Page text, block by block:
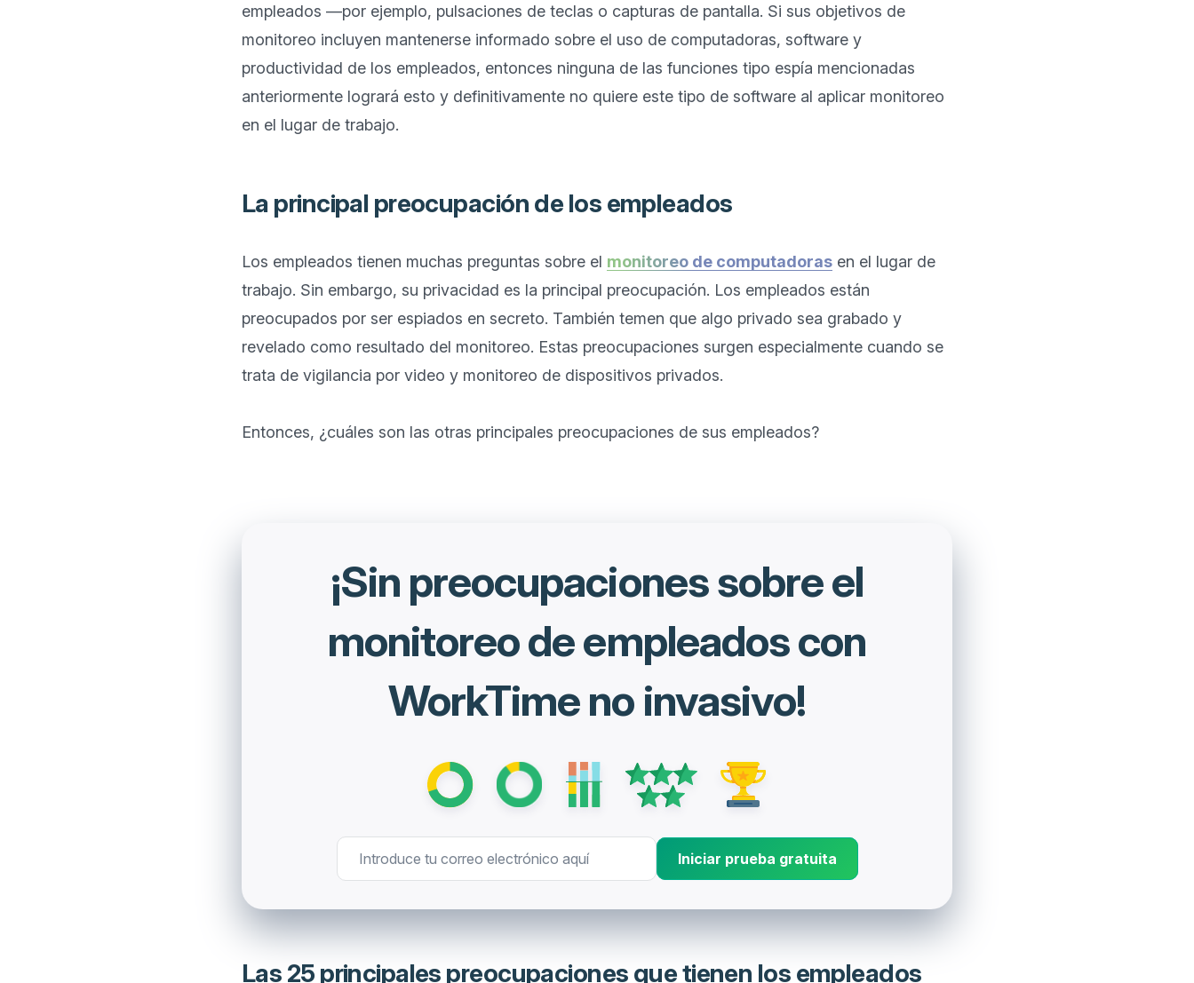
empleados —por ejemplo, pulsaciones de teclas o capturas de pantalla. Si sus objetivos de
monitoreo incluyen mantenerse informado sobre el uso de computadoras, software y
productividad de los empleados, entonces ninguna de las funciones tipo espía mencionadas
anteriormente logrará esto y definitivamente no quiere este tipo de software al aplicar monitoreo
La principal preocupación de los empleados
Los empleados tienen muchas preguntas sobre el monitoreo de computadoras en el lugar de
trabajo. Sin embargo, su privacidad es la principal preocupación. Los empleados están
preocupados por ser espiados en secreto. También temen que algo privado sea grabado y
revelado como resultado del monitoreo. Estas preocupaciones surgen especialmente cuando se
trata de vigilancia por video y monitoreo de dispositivos privados.
¡Sin preocupaciones sobre el
monitoreo de empleados con
WorkTime no invasivo!
Iniciar prueba gratuita
Las 25 principales preocupaciones que tienen los empleados